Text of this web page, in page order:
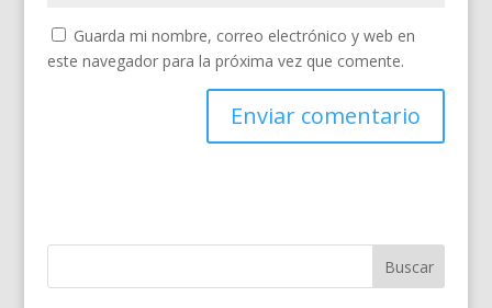
Guarda mi nombre, correo electrónico y web en
este navegador para la próxima vez que comente.